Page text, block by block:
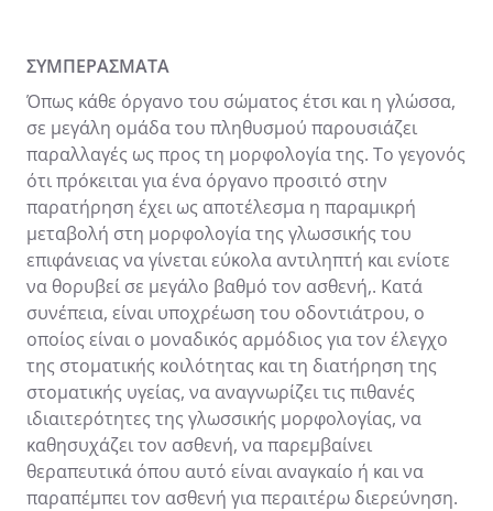
ΣΥΜΠΕΡΑΣΜΑΤΑ
Όπως κάθε όργανο του σώματος έτσι και η γλώσσα,
σε μεγάλη ομάδα του πληθυσμού παρουσιάζει
παραλλαγές ως προς τη μορφολογία της. Το γεγονός
ότι πρόκειται για ένα όργανο προσιτό στην
παρατήρηση έχει ως αποτέλεσμα η παραμικρή
μεταβολή στη μορφολογία της γλωσσικής του
επιφάνειας να γίνεται εύκολα αντιληπτή και ενίοτε
να θορυβεί σε μεγάλο βαθμό τον ασθενή,. Κατά
συνέπεια, είναι υποχρέωση του οδοντιάτρου, ο
οποίος είναι ο μοναδικός αρμόδιος για τον έλεγχο
της στοματικής κοιλότητας και τη διατήρηση της
στοματικής υγείας, να αναγνωρίζει τις πιθανές
ιδιαιτερότητες της γλωσσικής μορφολογίας, να
καθησυχάζει τον ασθενή, να παρεμβαίνει
θεραπευτικά όπου αυτό είναι αναγκαίο ή και να
παραπέμπει τον ασθενή για περαιτέρω διερεύνηση.